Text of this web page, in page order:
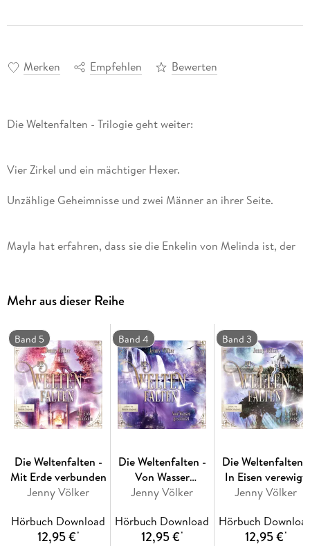
Merken Empfehlen Bewerten
Die Weltenfalten - Trilogie geht weiter:
Vier Zirkel und ein mächtiger Hexer.
Unzählige Geheimnisse und zwei Männer an ihrer Seite.
Mayla hat erfahren, dass sie die Enkelin von Melinda ist, der
Gefahr drohen und Mayla muss sich fragen, wem sie trauen
kann.
Band 2 der fantastischen Weltenfalten-Trilogie, ein Urban-
Fantasy-Roman mit erwachsenen Hauptfiguren, Spannung,
Liebe und Magie.
Mehr aus dieser Reihe
Band 5
Die Weltenfalten -
Mit Erde verbunden
Jenny Völker
Hörbuch Download
12,95 €*
Band 4
Die Weltenfalten -
Von Wasser
geschützt
Jenny Völker
Hörbuch Download
12,95 €*
Band 3
Die Weltenfalten -
In Eisen verewigt
Jenny Völker
Hörbuch
12,95 €*